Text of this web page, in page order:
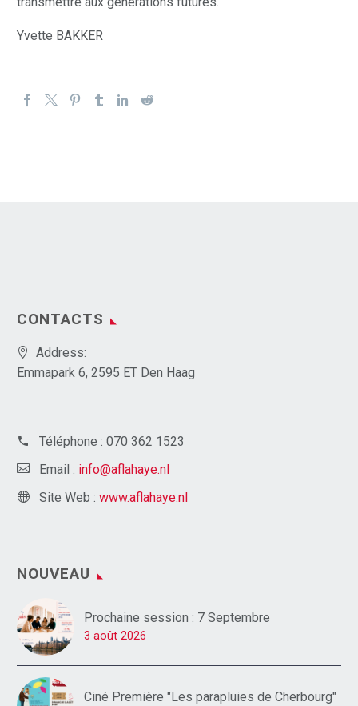
Yvette BAKKER
CONTACTS
Address:
Emmapark 6, 2595 ET Den Haag
Téléphone : 070 362 1523
Email : info@aflahaye.nl
Site Web : www.aflahaye.nl
NOUVEAU
Prochaine session : 7 Septembre
3 août 2026
Ciné Première "Les parapluies de Cherbourg"